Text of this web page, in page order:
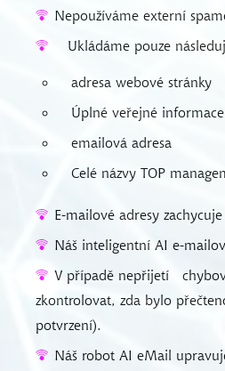
Nepoužíváme externí
Ukládáme pouze
adresa webové stránky
Úplné veřejné
emailová adresa
Celé názvy TOP
E-mailové adresy
Náš inteligentní AI e-
V případě nepřijetí
zkontrolovat, zda bylo
potvrzení).
Náš robot AI eMail